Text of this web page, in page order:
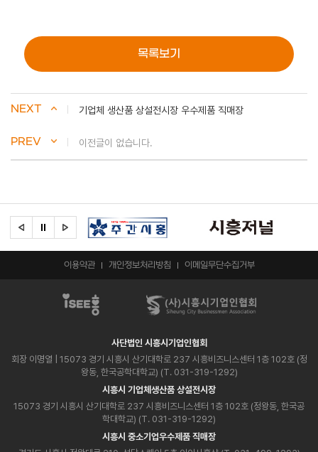
목록보기
NEXT 기업체 생산품 상설전시장 우수제품 직매장
PREV 이전글이 없습니다.
이용약관 개인정보처리방침 이메일무단수집거부
사단법인 시흥시기업인협회
회장 이명열 | 15073 경기 시흥시 산기대학로 237 시흥비즈니스센터 1층 102호 (정
왕동, 한국공학대학교) (T. 031-319-1292)
시흥시 기업체생산품 상설전시장
15073 경기 시흥시 산기대학로 237 시흥비즈니스센터 1층 102호 (정왕동, 한국공
학대학교) (T. 031-319-1292)
시흥시 중소기업우수제품 직매장